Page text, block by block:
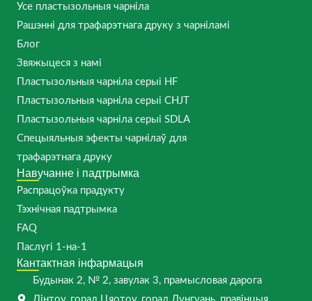
Усе пластызольныя чарніла
Рашэнні для трафарэтнага друку з чарніламі
Блог
Звяжыцеся з намі
Пластызольныя чарніла серыі HF
Пластызольныя чарніла серыі CHJT
Пластызольныя чарніла серыі SDLA
Спецыяльныя эфекты чарнілаў для
трафарэтнага друку
Навучанне і падтрымка
Распрацоўка прадукту
Тэхнічная падтрымка
FAQ
Паслугі 1-на-1
Кантактная інфармацыя
Будынак 2, № 2, завулак 3, прамысловая дарога